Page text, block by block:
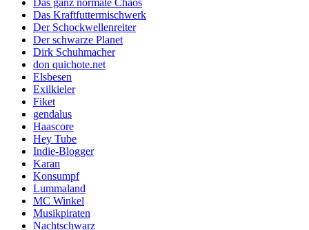
Das ganz normale Chaos
Das Kraftfuttermischwerk
Der Schockwellenreiter
Der schwarze Planet
Dirk Schuhmacher
don quichote.net
Elsbesen
Exilkieler
Fiket
gendalus
Haascore
Hey Tube
Indie-Blogger
Karan
Konsumpf
Lummaland
MC Winkel
Musikpiraten
Nachtschwarz